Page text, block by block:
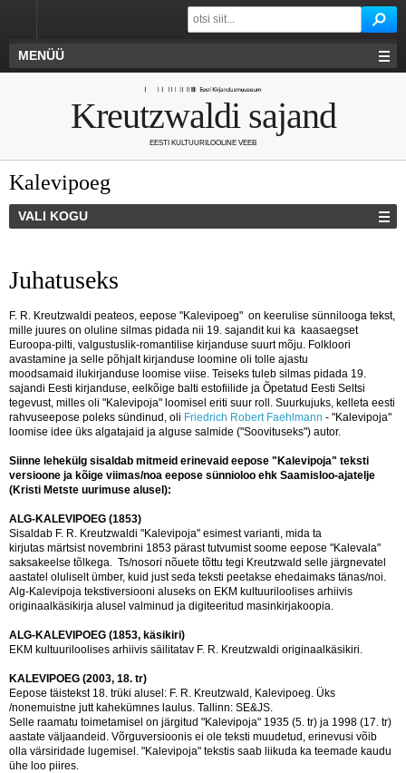
MENÜÜ
Kreutzwaldi sajand
EESTI KULTUURILOOLINE VEEB
Kalevipoeg
VALI KOGU
Juhatuseks
F. R. Kreutzwaldi peateos, eepose "Kalevipoeg" on keerulise sünnilooga tekst,
mille juures on oluline silmas pidada nii 19. sajandit kui ka kaasaegset
Euroopa-pilti, valgustuslik-romantilise kirjanduse suurt mõju. Folkloori
avastamine ja selle põhjalt kirjanduse loomine oli tolle ajastu
moodsamaid ilukirjanduse loomise viise. Teiseks tuleb silmas pidada 19.
sajandi Eesti kirjanduse, eelkõige balti estofiilide ja Õpetatud Eesti Seltsi
tegevust, milles oli "Kalevipoja" loomisel eriti suur roll. Suurkujuks, kelleta eesti
rahvuseepose poleks sündinud, oli Friedrich Robert Faehlmann - "Kalevipoja"
loomise idee üks algatajaid ja alguse salmide ("Soovituseks") autor.
Siinne lehekülg sisaldab mitmeid erinevaid eepose "Kalevipoja" teksti
versioone ja kõige viimas/noa eepose sünnioloo ehk Saamisloo-ajatelje
(Kristi Metste uurimuse alusel):
ALG-KALEVIPOEG (1853)
Sisaldab F. R. Kreutzwaldi "Kalevipoja" esimest varianti, mida ta
kirjutas märtsist novembrini 1853 pärast tutvumist soome eepose "Kalevala"
saksakeelse tõlkega. Ts/nosori nõuete tõttu tegi Kreutzwald selle järgnevatel
aastatel oluliselt ümber, kuid just seda teksti peetakse ehedaimaks tänas/noi.
Alg-Kalevipoja tekstiversiooni aluseks on EKM kultuuriloolises arhiivis
originaalkäsikirja alusel valminud ja digiteeritud masinkirjakoopia.
ALG-KALEVIPOEG (1853, käsikiri)
EKM kultuuriloolises arhiivis säilitatav F. R. Kreutzwaldi originaalkäsikiri.
KALEVIPOEG (2003, 18. tr)
Eepose täistekst 18. trüki alusel: F. R. Kreutzwald, Kalevipoeg. Üks
/nonemuistne jutt kahekümnes laulus. Tallinn: SE&JS.
Selle raamatu toimetamisel on järgitud "Kalevipoja" 1935 (5. tr) ja 1998 (17. tr)
aastate väljaandeid. Võrguversioonis ei ole teksti muudetud, erinevusi võib
olla värsiridade lugemisel. "Kalevipoja" tekstis saab liikuda ka teemade kaudu
ühe loo piires.